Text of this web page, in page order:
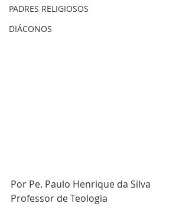
PADRES RELIGIOSOS
DIÁCONOS
Por Pe. Paulo Henrique da Silva
Professor de Teologia